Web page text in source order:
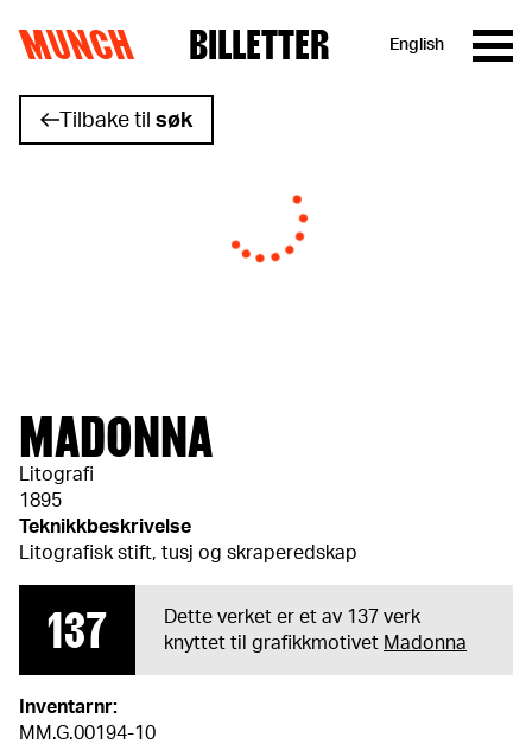
Hopp til innhold
MUNCH BILLETTER English
Tilbake til søk
MADONNA
Litografi
1895
Teknikkbeskrivelse
Litografisk stift, tusj og skraperedskap
137
Dette verket er et av 137 verk
knyttet til grafikkmotivet Madonna
Inventarnr:
MM.G.00194-10